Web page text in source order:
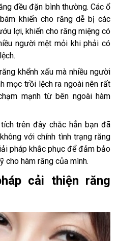
đều đặn bình thường. Các ổ
khiến cho răng dễ bị các
lợi, khiến cho răng miệng có
người mệt mỏi khi phải có
khểnh xấu mà nhiều người
mọc trồi lệch ra ngoài nên rất
mạnh từ bên ngoài hàm
trên đây chắc hẳn bạn đã
với chính tình trạng răng
pháp khắc phục để đảm bảo
cho hàm răng của mình.
cải thiện răng